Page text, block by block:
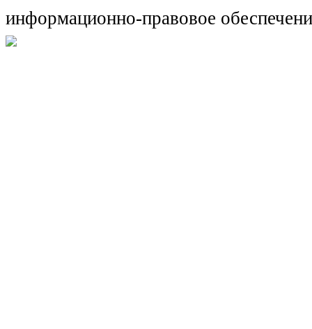
информационно-правовое